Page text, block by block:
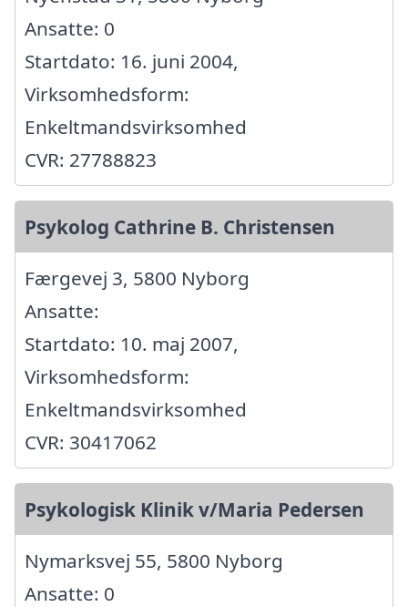
Ansatte: 0
Startdato: 16. juni 2004,
Virksomhedsform:
Enkeltmandsvirksomhed
CVR: 27788823
Psykolog Cathrine B. Christensen
Færgevej 3, 5800 Nyborg
Ansatte:
Startdato: 10. maj 2007,
Virksomhedsform:
Enkeltmandsvirksomhed
CVR: 30417062
Psykologisk Klinik v/Maria Pedersen
Nymarksvej 55, 5800 Nyborg
Ansatte: 0